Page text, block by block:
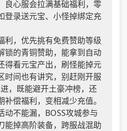
良心服会拉满基础福利，零
登录送元宝、小怪掉绑定充
利，优先挑有免费赞助等级
锁的青铜赞助，能拿到自动
得看元宝产出，刷怪能掉元
时间也有讲究，别赶刚开服
，既能避开土豪冲榜，还
偿福利，变相减少充值。
动不能漏，BOSS攻城参与
能掉高阶装备，跨服战混助